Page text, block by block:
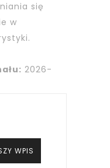
się
w
2026-
WPIS